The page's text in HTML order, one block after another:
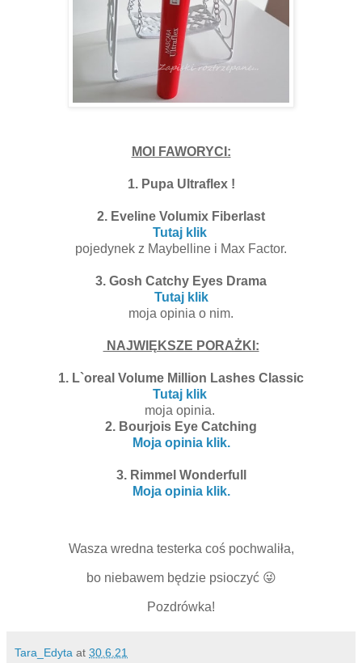
MOI FAWORYCI:
1. Pupa Ultraflex !
2. Eveline Volumix Fiberlast
Tutaj klik
pojedynek z Maybelline i Max Factor.
3. Gosh Catchy Eyes Drama
Tutaj klik
moja opinia o nim.
NAJWIĘKSZE PORAŻKI:
1. L`oreal Volume Million Lashes Classic
Tutaj klik
moja opinia.
2. Bourjois Eye Catching
Moja opinia klik.
3. Rimmel Wonderfull
Moja opinia klik.
Wasza wredna testerka coś pochwaliła,
bo niebawem będzie psioczyć 😜
Pozdrówka!
Tara_Edyta at 30.6.21